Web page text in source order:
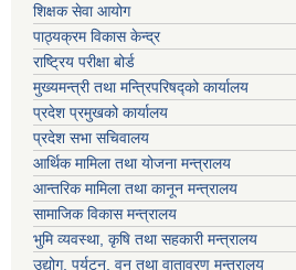
शिक्षक सेवा आयोग
पाठ्यक्रम विकास केन्द्र
राष्ट्रिय परीक्षा बोर्ड
मुख्यमन्त्री तथा मन्त्रिपरिषद्को कार्यालय
प्रदेश प्रमुखको कार्यालय
प्रदेश सभा सचिवालय
आर्थिक मामिला तथा योजना मन्त्रालय
आन्तरिक मामिला तथा कानून मन्त्रालय
सामाजिक विकास मन्त्रालय
भुमि व्यवस्था, कृषि तथा सहकारी मन्त्रालय
उद्योग, पर्यटन, वन तथा वातावरण मन्त्रालय